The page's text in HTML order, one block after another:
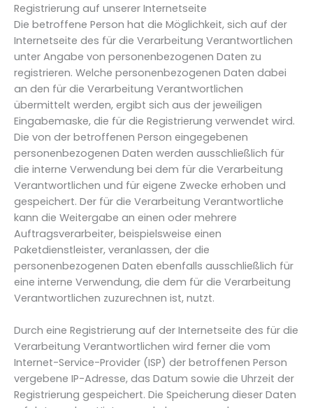
Registrierung auf unserer Internetseite
Die betroffene Person hat die Möglichkeit, sich auf der
Internetseite des für die Verarbeitung Verantwortlichen
unter Angabe von personenbezogenen Daten zu
registrieren. Welche personenbezogenen Daten dabei
an den für die Verarbeitung Verantwortlichen
übermittelt werden, ergibt sich aus der jeweiligen
Eingabemaske, die für die Registrierung verwendet wird.
Die von der betroffenen Person eingegebenen
personenbezogenen Daten werden ausschließlich für
die interne Verwendung bei dem für die Verarbeitung
Verantwortlichen und für eigene Zwecke erhoben und
gespeichert. Der für die Verarbeitung Verantwortliche
kann die Weitergabe an einen oder mehrere
Auftragsverarbeiter, beispielsweise einen
Paketdienstleister, veranlassen, der die
personenbezogenen Daten ebenfalls ausschließlich für
eine interne Verwendung, die dem für die Verarbeitung
Verantwortlichen zuzurechnen ist, nutzt.
Durch eine Registrierung auf der Internetseite des für die
Verarbeitung Verantwortlichen wird ferner die vom
Internet-Service-Provider (ISP) der betroffenen Person
vergebene IP-Adresse, das Datum sowie die Uhrzeit der
Registrierung gespeichert. Die Speicherung dieser Daten